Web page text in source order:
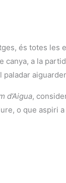
és totes les
a la
paladar
d’Aigua,
o que aspiri